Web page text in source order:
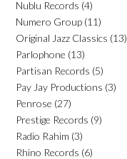
Nublu Records (4)
Numero Group (11)
Original Jazz Classics (13)
Parlophone (13)
Partisan Records (5)
Pay Jay Productions (3)
Penrose (27)
Prestige Records (9)
Radio Rahim (3)
Rhino Records (6)